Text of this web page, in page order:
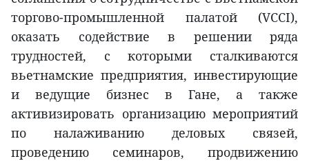
торгово-промышленной палатой (VCCI),
оказать содействие в решении ряда
трудностей, с которыми сталкиваются
вьетнамские предприятия, инвестирующие
и ведущие бизнес в Гане, а также
активизировать организацию мероприятий
по налаживанию деловых связей,
проведению семинаров, продвижению